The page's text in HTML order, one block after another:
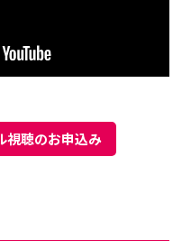
視聴のお申込み